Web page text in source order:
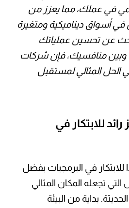
في عملك، مما يعزز من
أسواق ديناميكية ومتغيرة
عن تحسين عملياتك
وبين منافسيك، فإن شركات
الحل المثالي لمستقبل
للابتكار في
للابتكار في البرمجيات بفضل
تجعله المكان المثالي
بداية من البيئة